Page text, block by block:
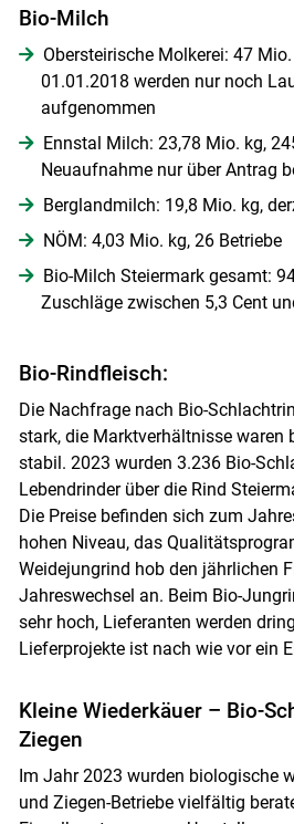
Bio-Milch
Obersteirische Molkerei: 47
01.01.2018 werden nur noch
aufgenommen
Ennstal Milch: 23,78 Mio. kg,
Neuaufnahme nur über Antrag
Berglandmilch: 19,8 Mio. kg,
NÖM: 4,03 Mio. kg, 26 Betriebe
Bio-Milch Steiermark gesamt:
Zuschläge zwischen 5,3 Cent
Bio-Rindfleisch:
Die Nachfrage nach Bio-
stark, die Marktverhältnisse waren
stabil. 2023 wurden 3.236 Bio-
Lebendrinder über die Rind
Die Preise befinden sich zum
hohen Niveau, das
Weidejungrind hob den jährlichen
Jahreswechsel an. Beim Bio-
sehr hoch, Lieferanten werden
Lieferprojekte ist nach wie vor ein
Kleine Wiederkäuer – Bio-
Ziegen
Im Jahr 2023 wurden biologische
und Ziegen-Betriebe vielfältig